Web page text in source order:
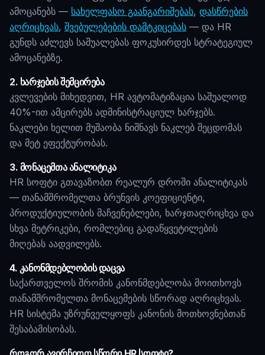
ამოცანებს — სახელფასო გაანგარიშებას, დასწრების
აღრიცხვას, შვებულებების დამტკიცებას — და HR
გუნდს აძლევს საშუალებას ფოკუსირდეს სტრატეგიულ
ამოცანებზე.
2. ხარჯების შემცირება
კვლევების მიხედვით, HR ავტომატიზაცია საშუალოდ
40%-ით ამცირებს ადმინისტრაციულ ხარჯებს.
ნაკლები ხელით მუშაობა ნიშნავს ნაკლებ შეცდომას
და მეტ ეფექტურობას.
3. მონაცემთა ანალიტიკა
HR სოფტი გთავაზობთ რეალურ დროში ანალიტიკას
— თანამშრომელთა ბრუნვის კოეფიციენტი,
პროდუქტიულობის მაჩვენებლები, ხარჯთაღრიცხვა და
სხვა მეტრიკები, რომლებიც გადაწყვეტილების
მიღებას აადვილებს.
4. კანონმდებლობის დაცვა
საქართველოს შრომის კანონმდებლობა მოითხოვს
თანამშრომელთა მონაცემების სწორად აღრიცხვას.
HR სისტემა უზრუნველყოფს კანონის მოთხოვნებთან
შესაბამისობას.